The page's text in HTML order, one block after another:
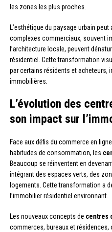
les zones les plus proches.
L’esthétique du paysage urbain
complexes commerciaux, souvent
l’architecture locale, peuvent
résidentiel. Cette transformation
par certains résidents et acheteurs,
immobilières.
L’évolution des
son impact sur
Face aux défis du commerce en
habitudes de consommation, les
Beaucoup se réinventent en
intégrant des espaces verts, des
logements. Cette transformation a
l’immobilier résidentiel environnant.
Les nouveaux concepts de centres
commerces, bureaux et résidences,